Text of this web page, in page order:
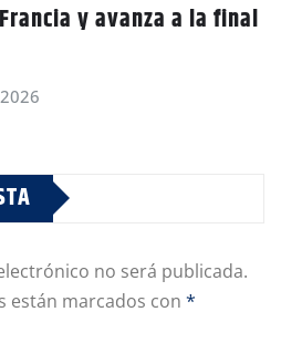
y avanza a la final
no será publicada.
están marcados con *